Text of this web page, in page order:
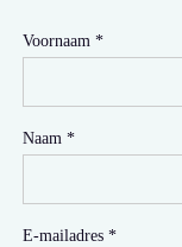
Voornaam
Naam
E-mailadres